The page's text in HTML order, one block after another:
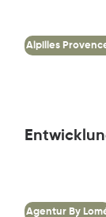
Alpilles
Agentur By